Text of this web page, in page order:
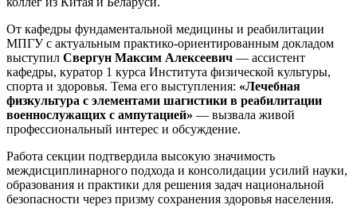
От кафедры фундаментальной медицины и реабилитации
МПГУ с актуальным практико-ориентированным докладом
выступил Свергун Максим Алексеевич — ассистент
кафедры, куратор 1 курса Института физической культуры,
спорта и здоровья. Тема его выступления: «Лечебная
физкультура с элементами шагистики в реабилитации
военнослужащих с ампутацией» — вызвала живой
профессиональный интерес и обсуждение.
Работа секции подтвердила высокую значимость
междисциплинарного подхода и консолидации усилий науки,
образования и практики для решения задач национальной
безопасности через призму сохранения здоровья населения.